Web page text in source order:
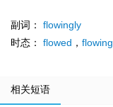
副词：
flowingly
时态：
flowed ， flowing
相关短语